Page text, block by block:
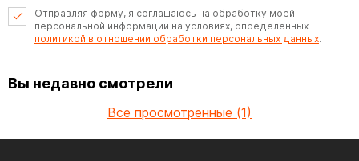
Отправляя форму, я соглашаюсь на обработку моей
персональной информации на условиях, определенных
политикой в отношении обработки персональных данных.
Вы недавно смотрели
Все просмотренные (1)